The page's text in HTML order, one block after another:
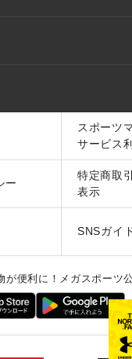
スポーツ
サービス
ー
特定商取
表示
SNSガイ
が便利に！メガスポーツ